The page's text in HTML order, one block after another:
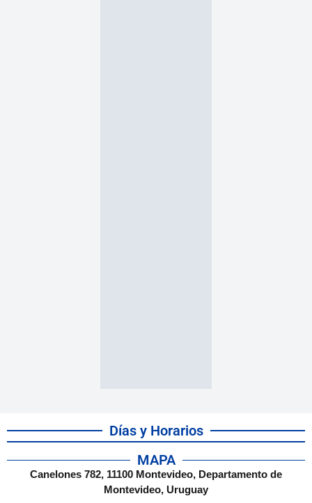
Días y Horarios
MAPA
Canelones 782, 11100 Montevideo, Departamento de
Montevideo, Uruguay